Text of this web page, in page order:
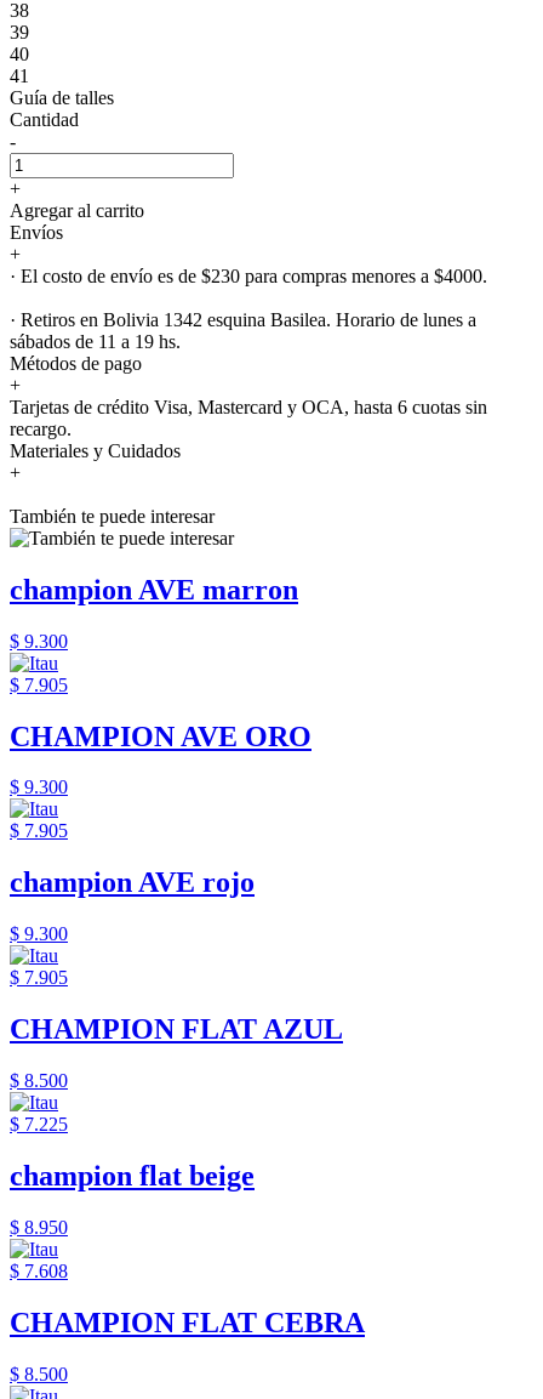
38
39
40
41
Guía de talles
Cantidad
-
+
Agregar al carrito
Envíos
+
· El costo de envío es de $230 para compras menores a $4000.
· Retiros en Bolivia 1342 esquina Basilea. Horario de lunes a
sábados de 11 a 19 hs.
Métodos de pago
+
Tarjetas de crédito Visa, Mastercard y OCA, hasta 6 cuotas sin
recargo.
Materiales y Cuidados
+
También te puede interesar
champion AVE marron
$ 9.300
$ 7.905
CHAMPION AVE ORO
$ 9.300
$ 7.905
champion AVE rojo
$ 9.300
$ 7.905
CHAMPION FLAT AZUL
$ 8.500
$ 7.225
champion flat beige
$ 8.950
$ 7.608
CHAMPION FLAT CEBRA
$ 8.500